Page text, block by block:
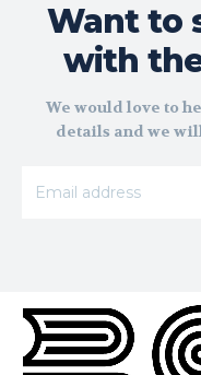
Want to
with
We would love to
details and we